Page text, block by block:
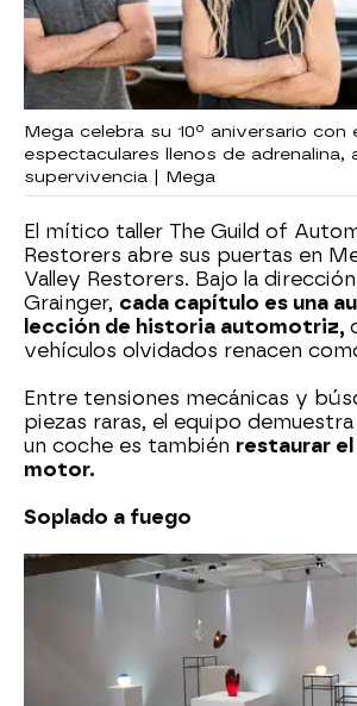
Mega celebra su 10º aniversario con
espectaculares llenos de adrenalina,
supervivencia | Mega
El mítico taller The Guild of
Restorers abre sus puertas en
Valley Restorers. Bajo la
Grainger, cada capítulo es una
lección de historia automotriz,
vehículos olvidados renacen
Entre tensiones mecánicas y
piezas raras, el equipo
un coche es también restaurar el
motor.
Soplado a fuego